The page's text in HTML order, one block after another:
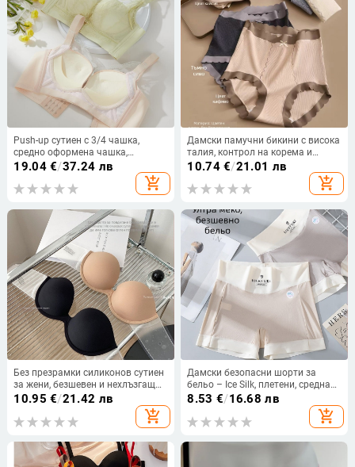
Push-up сутиен с 3/4 чашка,
средно оформена чашка,
дантелен плат и подплата от
найлон, четири реда закопчалки
на гърба
19.04€/37.24 лв
add_shopping_cart
Дамски памучни бикини с висока
талия, контрол на корема и
повдигане на седалището, плюс
оформление с панделка
10.74€/21.01 лв
add_shopping_cart
Без презрамки силиконов сутиен
за жени, безшевен и нехлъзгащ
се, подпомагащ повдигането, за
сватбени рокли и изящен гръб
10.95 €/21.42 лв
add_shopping_cart
Дамски безопасни шорти за
бельо – Ice Silk, плетени, средна
талия, нейлон 78% с подплата от
8.53 €/16.68 лв
add_shopping_cart